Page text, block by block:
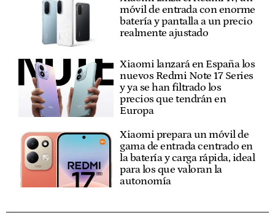
móvil de entrada con enorme
batería y pantalla a un precio
realmente ajustado
Xiaomi lanzará en España los
nuevos Redmi Note 17 Series
y ya se han filtrado los
precios que tendrán en
Europa
Xiaomi prepara un móvil de
gama de entrada centrado en
la batería y carga rápida, ideal
para los que valoran la
autonomía